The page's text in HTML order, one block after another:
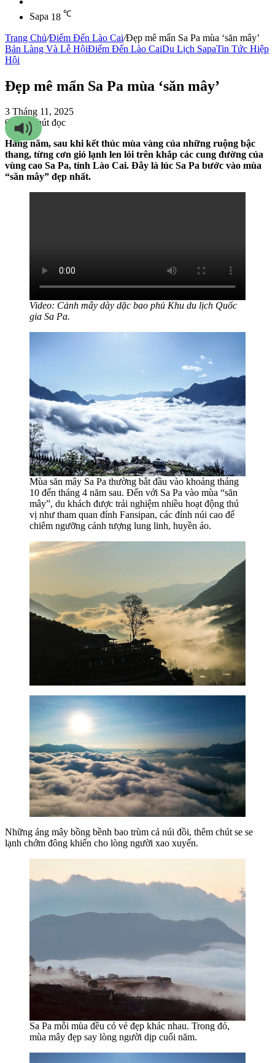
Sapa 18 ℃
Trang Chủ/Điểm Đến Lào Cai/Đẹp mê mẩn Sa Pa mùa ‘săn mây’
Bản Làng Và Lễ HộiĐiểm Đến Lào CaiDu Lịch SapaTin Tức Hiệp
Hội
Đẹp mê mẩn Sa Pa mùa ‘săn mây’
3 Tháng 11, 2025
0 812 phút đọc
Hằng năm, sau khi kết thúc mùa vàng của những ruộng bậc
thang, từng cơn gió lạnh len lỏi trên khắp các cung đường của
vùng cao Sa Pa, tỉnh Lào Cai. Đây là lúc Sa Pa bước vào mùa
“săn mây” đẹp nhất.
Video: Cảnh mây dày dặc bao phủ Khu du lịch Quốc
gia Sa Pa.
Mùa săn mây Sa Pa thường bắt đầu vào khoảng tháng
10 đến tháng 4 năm sau. Đến với Sa Pa vào mùa “săn
mây”, du khách được trải nghiệm nhiều hoạt động thú
vị như tham quan đỉnh Fansipan, các đỉnh núi cao để
chiêm ngưỡng cảnh tượng lung linh, huyền ảo.
Những áng mây bồng bềnh bao trùm cả núi đồi, thêm chút se se
lạnh chớm đông khiến cho lòng người xao xuyến.
Sa Pa mỗi mùa đều có vẻ đẹp khác nhau. Trong đó,
mùa mây đẹp say lòng người dịp cuối năm.